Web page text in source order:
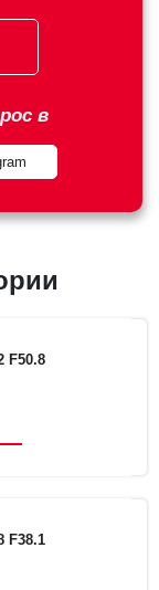
в
F50.8
F38.1